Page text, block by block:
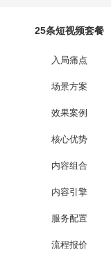
25条短视频套餐
入局痛点
场景方案
效果案例
核心优势
内容组合
内容引擎
服务配置
流程报价